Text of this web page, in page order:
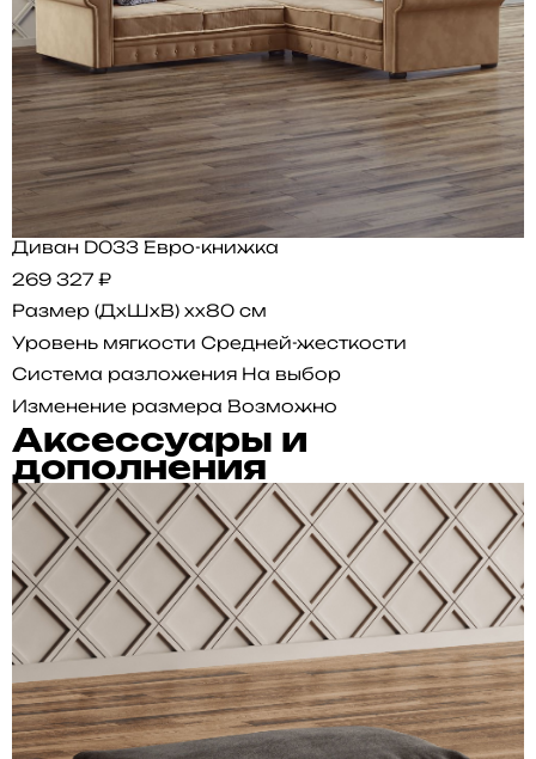
Диван D033 Евро-книжка
269 327 ₽
Размер (ДхШхВ) xx80 см
Уровень мягкости Средней-жесткости
Система разложения На выбор
Изменение размера Возможно
Аксессуары и
дополнения